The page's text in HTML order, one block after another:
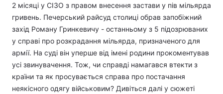
2 місяці у СІЗО з правом внесення застави у пів мільярда
гривень. Печерський райсуд столиці обрав запобіжний
захід Роману Гринкевичу - останньому з 5 підозрюваних
у справі про розкрадання мільярда, призначеного для
армії. На суді він уперше від імені родини прокоментував
усі звинувачення. Тож, чи справді намагався втекти з
країни та як просувається справа про постачання
неякісного одягу військовим? Дивіться далі у сюжеті